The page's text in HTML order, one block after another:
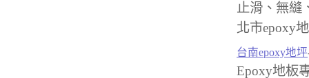
止滑、無縫
北市epoxy
台南epoxy地坪
Epoxy地板